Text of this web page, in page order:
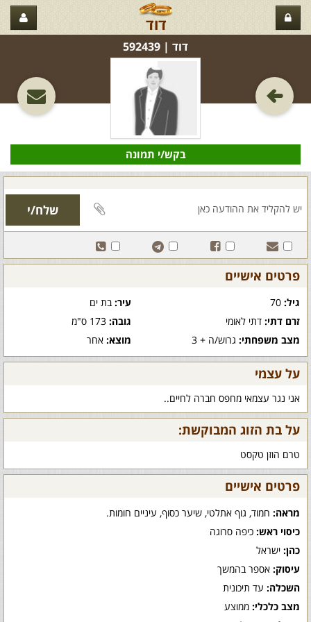
דוד
דוד‏ | 592439
בקש/י תמונה
פרטים אישיים
גיל: עיר:בת ים
זרם דתי: דתי לאומי גובה:173 ס"מ
מצב משפחתי: גרוש/ה + 3 מוצא:אחר
על עצמי
אני נגר עצמאי מחפס חברה לחיים..
על בת הזוג המבוקשת:
טרם הוזן טקסט
פרטים אישיים
מראה: חמוד, גוף אתלטי, שיער כסוף, עיניים חומות.
כיסוי ראש: כיפה סרוגה
כהן: ישראל
עיסוק: אספר בהמשך
השכלה: עד תיכונית
מצב כלכלי: ממוצע